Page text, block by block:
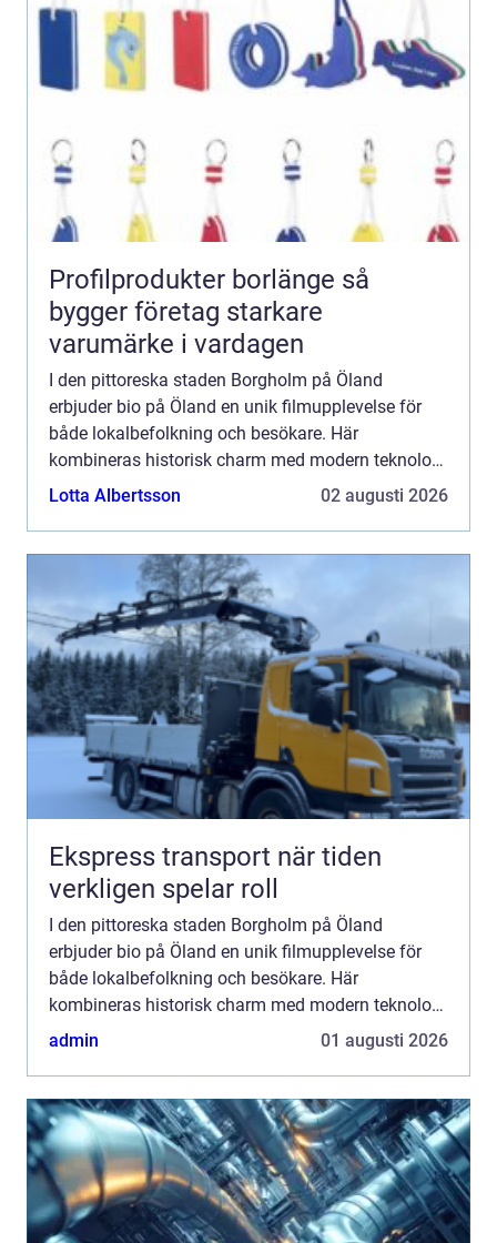
Profilprodukter borlänge så
bygger företag starkare
varumärke i vardagen
I den pittoreska staden Borgholm på Öland
erbjuder bio på Öland en unik filmupplevelse för
både lokalbefolkning och besökare. Här
kombineras historisk charm med modern teknologi
för att förhöj...
Lotta Albertsson 02 augusti 2026
Ekspress transport när tiden
verkligen spelar roll
I den pittoreska staden Borgholm på Öland
erbjuder bio på Öland en unik filmupplevelse för
både lokalbefolkning och besökare. Här
kombineras historisk charm med modern teknologi
för att förhöj...
admin 01 augusti 2026